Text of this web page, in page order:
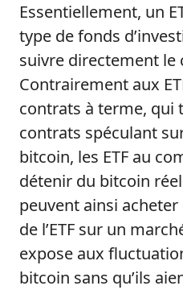
Essentiellement, un
type de fonds
suivre directement le
Contrairement aux
contrats à terme, qui
contrats spéculant
bitcoin, les ETF au
détenir du bitcoin
peuvent ainsi
de l’ETF sur un
expose aux
bitcoin sans qu’ils